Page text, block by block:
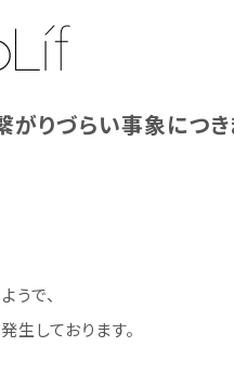
がりづらい事象につき
うで、
しております。